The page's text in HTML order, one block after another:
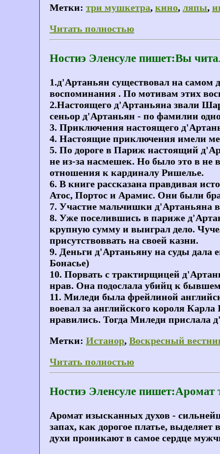
Метки: три мушкетра, кино, ляпы,
Читать полностью
Ностиэ Эленсуле пишет:Вы
1.д'Артаньян существовал на самом
воспоминания . По мотивам этих
2.Настоящего д'Артаньяна звали
сеньор д'Артаньян - по фамилии
3. Приключения настоящего
4. Настоящие приключения имели
5. По дороге в Париж настоящий
не из-за насмешек. Но было это в не
отношения к кардиналу Ришелье.
6. В книге рассказана правдивая
Атос, Портос и Арамис. Они были
7. Участие мальчишки д'Артаньяна в
8. Уже поселившись в париже
крупную сумму и выиграл дело.
присутствоввать на своей казни.
9. Деньги д'Артаньяну на суды дала
Бонасье)
10. Порвать с трактирщицей
нрав. Она подослала убийц к
11. Миледи была фрейлиной
воевал за английского короля
нравились. Тогда Миледи прислала
Метки: Истанор, Воскресный
Читать полностью
Ностиэ Эленсуле пишет:Аромат
Аромат изысканных духов -
запах, как дорогое платье,
духи проникают в самое сердце